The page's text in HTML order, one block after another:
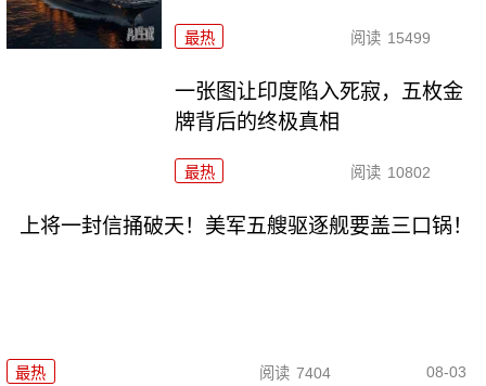
最热 阅读 15499
一张图让印度陷入死寂，五枚金
牌背后的终极真相
最热 阅读 10802
上将一封信捅破天！美军五艘驱逐舰要盖三口锅！
最热 阅读 7404 08-03